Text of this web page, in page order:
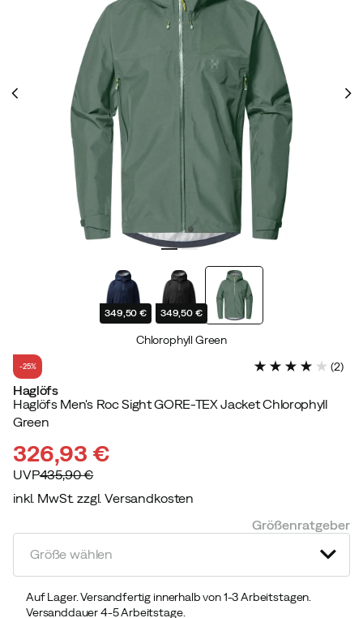
349,50 € 349,50 €
Chlorophyll Green
-25% (2)
Haglöfs
Haglöfs Men's Roc Sight GORE-TEX Jacket Chlorophyll
Green
price
326,93 €
price
UVP435,90 €
inkl. MwSt. zzgl. Versandkosten
Größenratgeber
Größe wählen
Auf Lager. Versandfertig innerhalb von 1-3 Arbeitstagen.
Versanddauer 4-5 Arbeitstage.